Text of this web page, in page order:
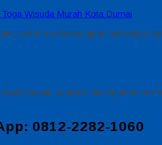
serta membandingkan beberapa
desain custom, dan layanan
0812-2282-1060